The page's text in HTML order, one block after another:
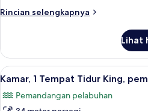
pemandangan
Rincian selengkapnya
Rincian
Kamar,
Tempat
Double,
Lihat
Lihat
semua
foto
6
Kamar, 1 Tempat Tidur King,
Pemandangan pelabuhan